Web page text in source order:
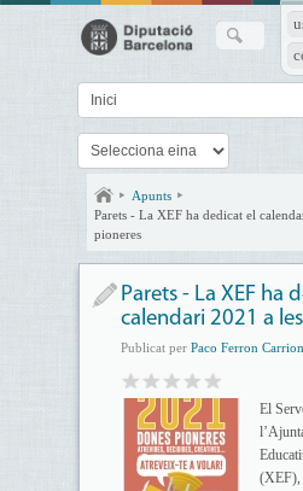
Apunts
Parets - La XEF ha dedicat el
pioneres
Parets - La XEF ha
calendari 2021 a
Publicat per Paco Ferron Carrion
El
(XEF),